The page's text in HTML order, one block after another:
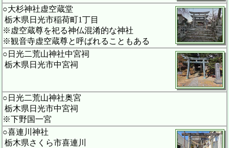
○大杉神社虚空蔵堂
栃木県日光市稲荷町1丁目
※虚空蔵尊を祀る神仏混淆的な神社
※観音寺虚空蔵尊と呼ばれることもある
○日光二荒山神社中宮祠
栃木県日光市中宮祠
○日光二荒山神社奥宮
栃木県日光市中宮祠
※下野国一宮
○喜連川神社
栃木県さくら市喜連川